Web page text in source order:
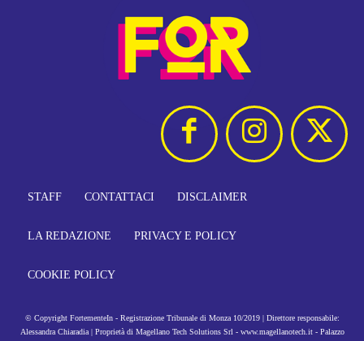
STAFF CONTATTACI DISCLAIMER
LA REDAZIONE PRIVACY E POLICY
COOKIE POLICY
© Copyright FortementeIn - Registrazione Tribunale di Monza 10/2019 | Direttore responsabile:
Alessandra Chiaradia | Proprietà di Magellano Tech Solutions Srl - www.magellanotech.it - Palazzo